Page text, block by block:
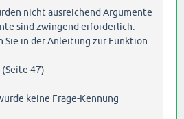
nicht ausreichend Argumente
sind zwingend erforderlich.
in der Anleitung zur Funktion.
47)
keine Frage-Kennung